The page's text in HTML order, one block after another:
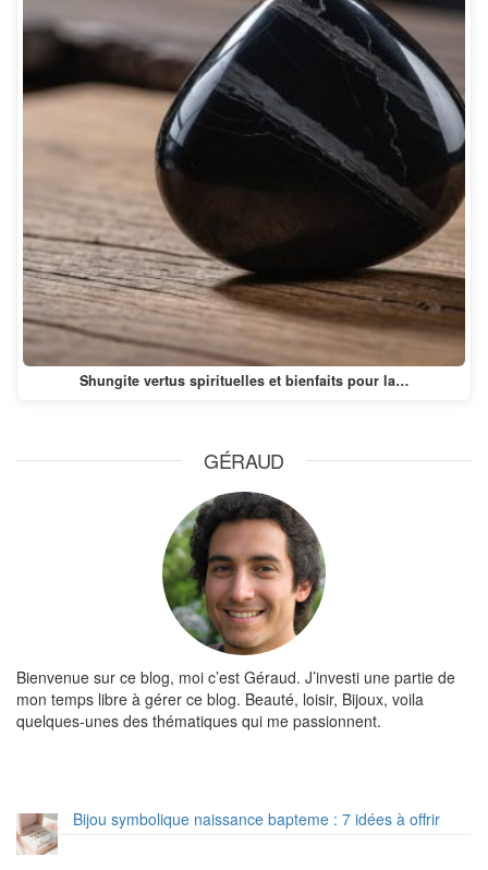
Shungite vertus spirituelles et bienfaits pour la…
GÉRAUD
Bienvenue sur ce blog, moi c’est Géraud. J’investi une partie de
mon temps libre à gérer ce blog. Beauté, loisir, Bijoux, voila
quelques-unes des thématiques qui me passionnent.
Bijou symbolique naissance bapteme : 7 idées à offrir